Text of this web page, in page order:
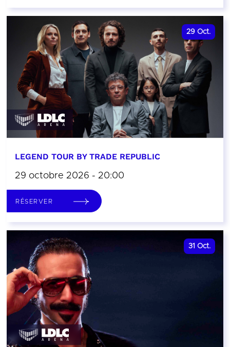
29 Oct.
LEGEND TOUR BY TRADE REPUBLIC
29 octobre 2026 - 20:00
RÉSERVER
31 Oct.